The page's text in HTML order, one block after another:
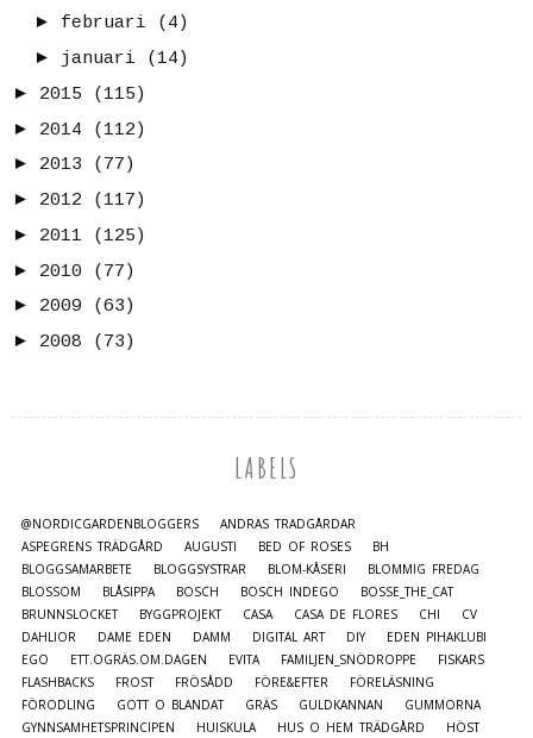
► februari
(4)
► januari
(14)
► 2015
(115)
► 2014
(112)
► 2013
(77)
► 2012
(117)
► 2011
(125)
► 2010
(77)
► 2009
(63)
► 2008 (73)
LABELS
@NORDICGARDENBLOGGERS
ANDRAS TRÄDGÅRDAR
ASPEGRENS TRÄDGÅRD
AUGUSTI BED OF ROSES
BH
BLOGGSAMARBETE
BLOGGSYSTRAR BLOM-KÅSERI
BLOMMIG FREDAG
BLOSSOM
BLÅSIPPA BOSCH BOSCH INDEGO
BOSSE_THE_CAT
BRUNNSLOCKET
BYGGPROJEKT CASA CASA DE FLORES CHI
CV
DAHLIOR
DAME EDEN DAMM DIGITAL ART DIY
EDEN PIHAKLUBI
EGO
ETT.OGRÄS.OM.DAGEN EVITA FAMILJEN_SNÖDROPPE
FISKARS
FLASHBACKS
FROST FRÖSÅDD FÖRE&EFTER
FÖRELÄSNING
FÖRODLING
GOTT O BLANDAT GRÄS GULDKANNAN
GUMMORNA
GYNNSAMHETSPRINCIPEN
HUISKULA HUS O HEM TRÄDGÅRD
HÖST